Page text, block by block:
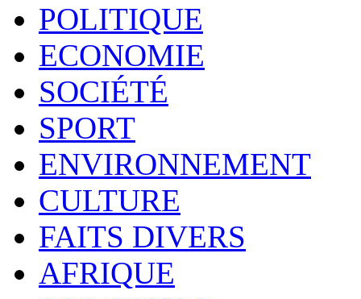
POLITIQUE
ECONOMIE
SOCIÉTÉ
SPORT
ENVIRONNEMENT
CULTURE
FAITS DIVERS
AFRIQUE